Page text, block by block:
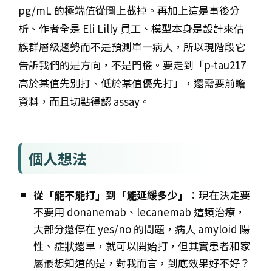
pg/mL 的極端值從圖上截掉。再加上這是事後分
析、作者全是 Eli Lilly 員工、模型本身是設計來估
族群層級趨勢而不是預測單一病人，所以現階段它
告訴我們的是方向，不是門檻。要走到「p-tau217
高於某值先別打、低於某值優先打」，還需要前瞻
資料，而且切點得認 assay。
個人想法
從「能不能打」到「能延緩多少」
：現在決定要
不要用 donanemab、lecanemab 這類治療，
大部分還停在 yes/no 的問題，病人 amyloid 陽
性、症狀還早，就可以開始打，但其實患者和家
屬最想知道的是，對我而言，到底效果好不好？